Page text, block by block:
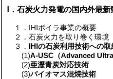
Ⅰ．石炭火力発電の国内外最
１．IHIボイラ事業の概要
２．石炭火力を取り巻く環境
３．
IHIの石炭利用技術への
(1)A-USC（Advanced
(2)亜瀝青炭対応技術
(3)バイオマス混焼技術